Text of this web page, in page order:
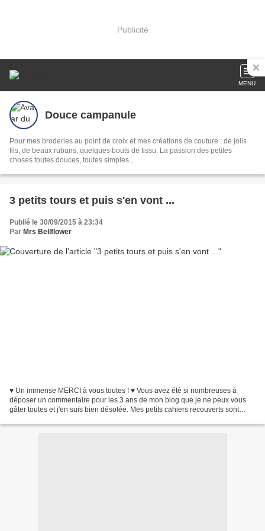
Publicité
MENU
Douce campanule
Pour mes broderies au point de croix et mes créations de couture : de jolis
fils, de beaux rubans, quelques bouts de tissu. La passion des petites
choses toutes douces, toutes simples...
3 petits tours et puis s'en vont ...
Publié le 30/09/2015 à 23:34
Par Mrs Bellflower
♥ Un immense MERCI à vous toutes ! ♥ Vous avez été si nombreuses à
déposer un commentaire pour les 3 ans de mon blog que je ne peux vous
gâter toutes et j'en suis bien désolée. Mes petits cahiers recouverts sont